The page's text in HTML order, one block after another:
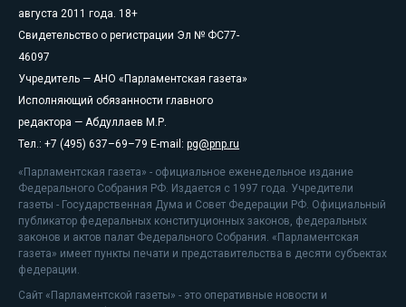
августа 2011 года. 18+
Свидетельство о регистрации Эл № ФС77-
46097
Учредитель — АНО «Парламентская газета»
Исполняющий обязанности главного
редактора — Абдуллаев М.Р.
Тел.: +7 (495) 637–69–79 E-mail: pg@pnp.ru
«Парламентская газета» - официальное еженедельное издание
Федерального Собрания РФ. Издается с 1997 года. Учредители
газеты - Государственная Дума и Совет Федерации РФ. Официальный
публикатор федеральных конституционных законов, федеральных
законов и актов палат Федерального Собрания. «Парламентская
газета» имеет пункты печати и представительства в десяти субъектах
федерации.
Сайт «Парламентской газеты» - это оперативные новости и